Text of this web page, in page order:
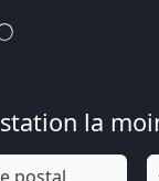
la